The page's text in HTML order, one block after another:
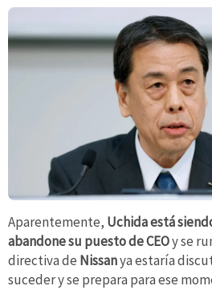
Aparentemente, Uchida está
abandone su puesto de CEOy se
directiva de Nissanya estaría
suceder y se prepara para ese